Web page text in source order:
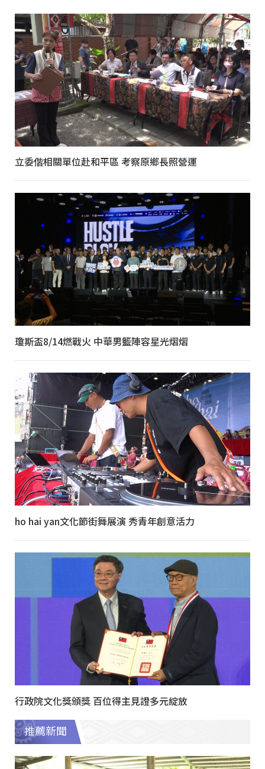
立委偕相關單位赴和平區 考察原鄉長照營運
瓊斯盃8/14燃戰火 中華男籃陣容星光熠熠
ho hai yan文化節街舞展演 秀青年創意活力
行政院文化獎頒獎 百位得主見證多元綻放
推薦新聞